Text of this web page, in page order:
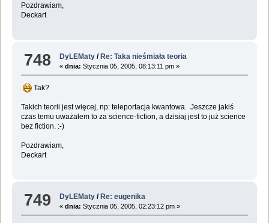
Pozdrawiam,
Deckart
748 DyLEMaty / Re: Taka nieśmiała teoria
«dnia: Stycznia 05, 2005, 08:13:11 pm »
Tak?
Takich teorii jest więcej, np: teleportacja kwantowa. Jeszcze jakiś
czas temu uważałem to za science-fiction, a dzisiaj jest to już science
bez fiction. :-)
Pozdrawiam,
Deckart
749 DyLEMaty / Re: eugenika
«dnia: Stycznia 05, 2005, 02:23:12 pm »